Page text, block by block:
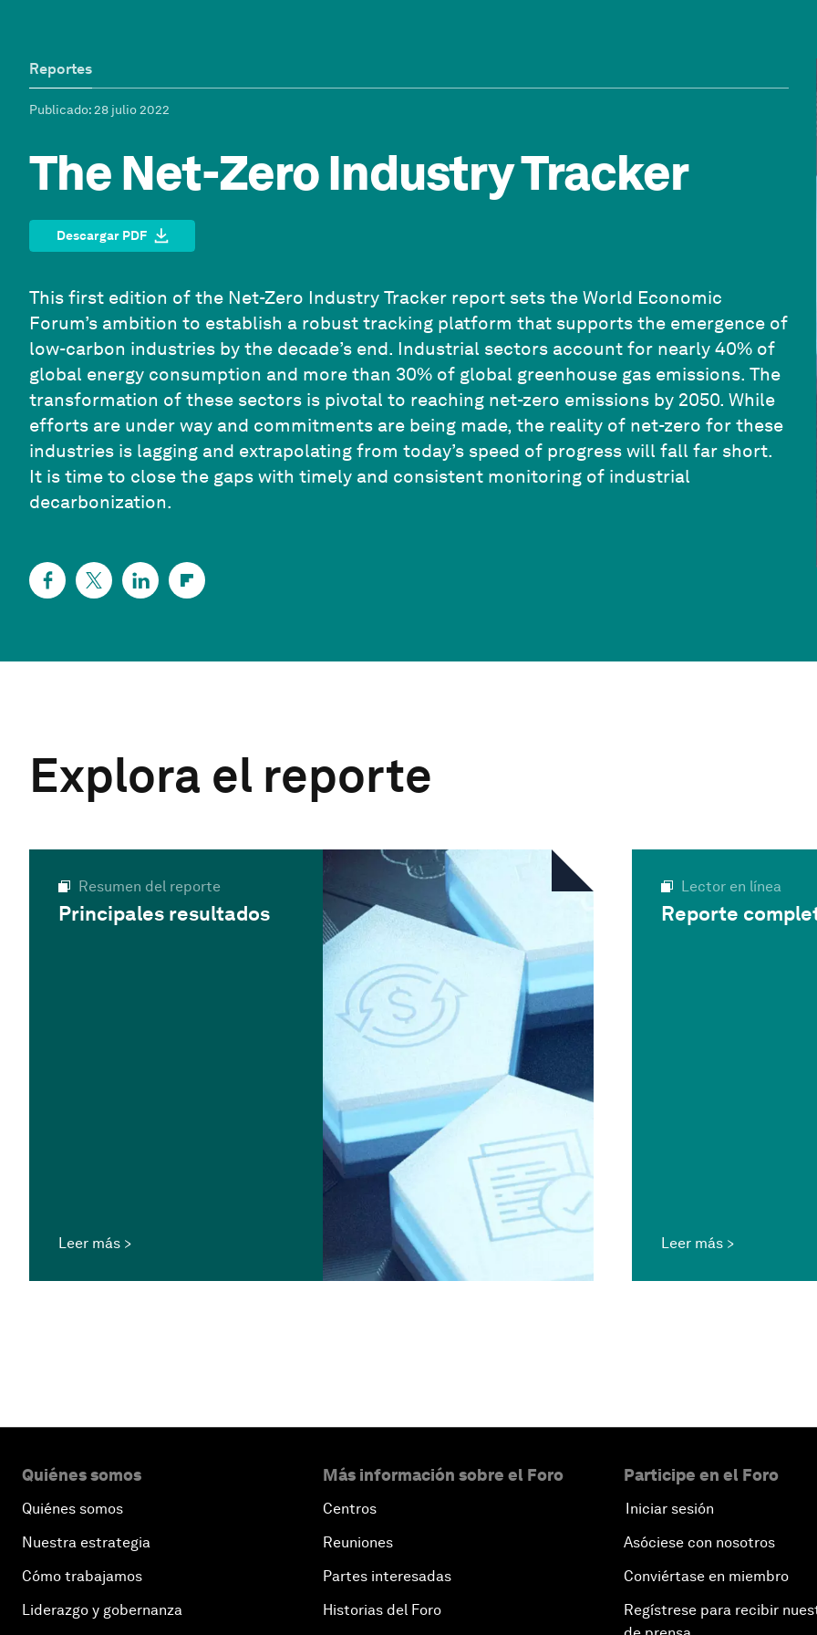
Reportes
Publicado: 28 julio 2022
The Net-Zero Industry Tracker
Descargar PDF
This first edition of the Net-Zero Industry Tracker report sets the World Economic
Forum’s ambition to establish a robust tracking platform that supports the emergence of
low-carbon industries by the decade’s end. Industrial sectors account for nearly 40% of
global energy consumption and more than 30% of global greenhouse gas emissions. The
transformation of these sectors is pivotal to reaching net-zero emissions by 2050. While
efforts are under way and commitments are being made, the reality of net-zero for these
industries is lagging and extrapolating from today’s speed of progress will fall far short.
It is time to close the gaps with timely and consistent monitoring of industrial
decarbonization.
Explora el reporte
Resumen del reporte
Principales resultados
Leer más
Lector en línea
Reporte
Leer más
Quiénes somos
Quiénes somos
Nuestra estrategia
Cómo trabajamos
Liderazgo y gobernanza
Más información sobre el Foro
Centros
Reuniones
Partes interesadas
Historias del Foro
Participe en el Foro
Iniciar sesión
Asóciese con nosotros
Conviértase en miembro
Regístrese para recibir